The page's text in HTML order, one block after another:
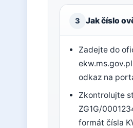
3 Jak číslo
Zadejte do
odkaz na
Zkontrolujte
ZG1G/
formát čísla